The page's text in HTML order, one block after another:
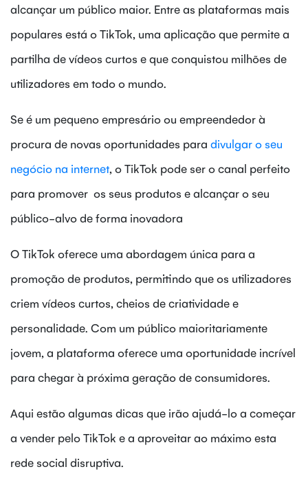
alcançar um público maior. Entre as plataformas mais
populares está o TikTok, uma aplicação que permite a
partilha de vídeos curtos e que conquistou milhões de
utilizadores em todo o mundo.
Se é um pequeno empresário ou empreendedor à
procura de novas oportunidades para divulgar o seu
negócio na internet, o TikTok pode ser o canal perfeito
para promover os seus produtos e alcançar o seu
público-alvo de forma inovadora
O TikTok oferece uma abordagem única para a
promoção de produtos, permitindo que os utilizadores
criem vídeos curtos, cheios de criatividade e
personalidade. Com um público maioritariamente
jovem, a plataforma oferece uma oportunidade incrível
para chegar à próxima geração de consumidores.
Aqui estão algumas dicas que irão ajudá-lo a começar
a vender pelo TikTok e a aproveitar ao máximo esta
rede social disruptiva.